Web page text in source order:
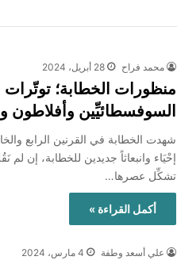
محمد فراح 28 أبريل، 2024
منظورات الخطابة؛ توتّرات
السوفسطائيِّين وأفلاطون
شهدت الخطابة في القرنين الرابع
إحْيَاء وانبعاثاً جديدين للخطابة، إن لم
تشكِّل عصرها…
أكمل القراءة »
علي أسعد وطفة 4 مارس، 2024